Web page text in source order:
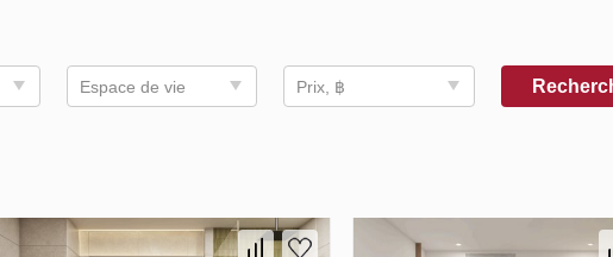
Espace de vie Prix, ฿